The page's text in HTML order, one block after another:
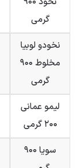
گرمی
نخودو لوبیا
مخلوط ۹۰۰
گرمی
لیمو عمانی
۲۰۰ گرمی
سویا ۹۰۰